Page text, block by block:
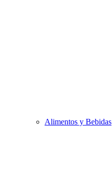
Alimentos y Bebidas